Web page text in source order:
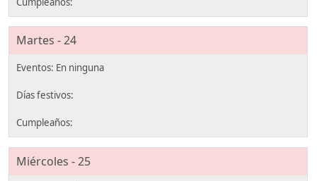
Martes - 24
Miércoles - 25